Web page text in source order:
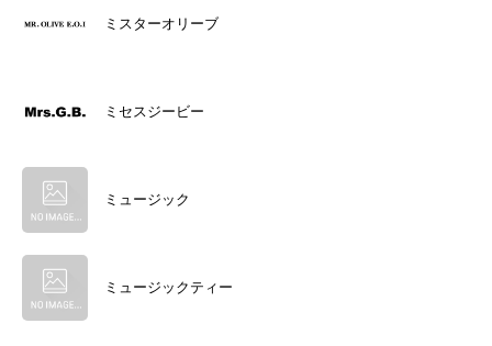
ミスターオリーブ
ミセスジービー
ミュージック
ミュージックティー